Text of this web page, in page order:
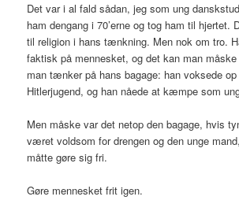
Det var i al fald sådan, jeg som ung
ham dengang i 70’erne og tog ham til hjertet.
til religion i hans tænkning. Men nok om tro.
faktisk på mennesket, og det kan man
man tænker på hans bagage: han voksede
Hitlerjugend, og han nåede at kæmpe som
Men måske var det netop den bagage, hvis
været voldsom for drengen og den unge
måtte gøre sig fri.
Gøre mennesket frit igen.